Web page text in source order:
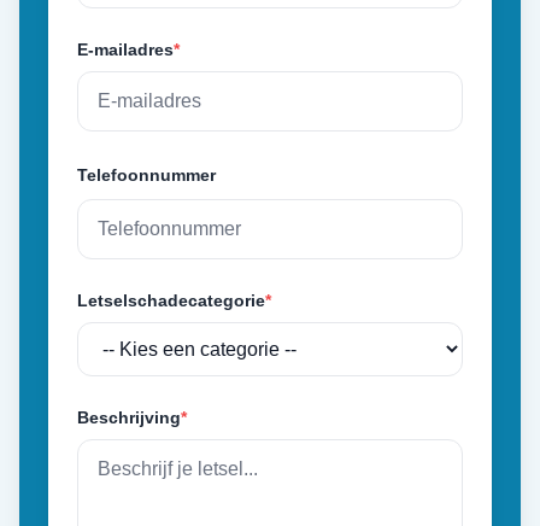
E-mailadres*
Telefoonnummer
Letselschadecategorie*
Beschrijving*